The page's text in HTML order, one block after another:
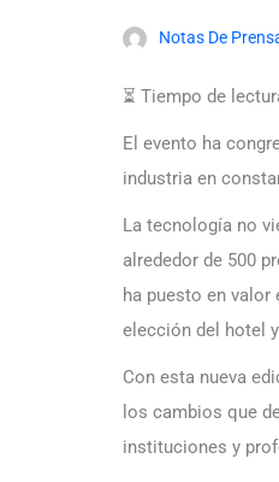
Notas De
⏳ Tiempo de
El evento ha
industria en
La tecnología no
alrededor de 500
ha puesto en
elección del hotel
Con esta nueva
los cambios que
instituciones y